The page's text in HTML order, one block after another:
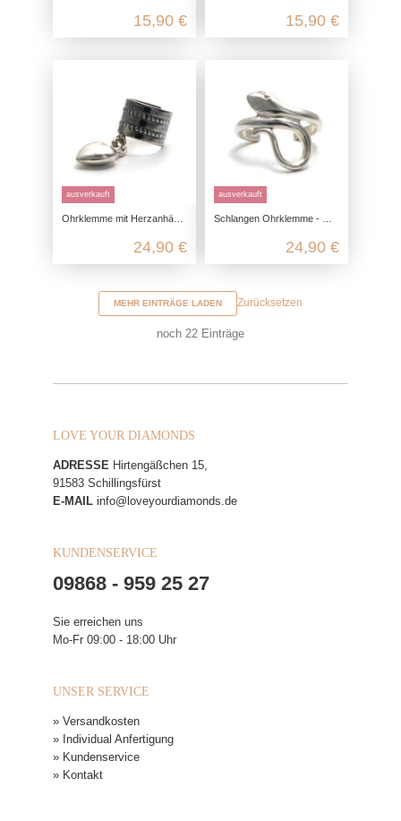
15,90 € 15,90 €
ausverkauft
Ohrklemme mit Herzanhänger aus echtem 925 Sterling Silber
24,90 €
ausverkauft
Schlangen Ohrklemme - Ohrclip aus 925 Sterling Silber
24,90 €
MEHR EINTRÄGE LADEN Zurücksetzen
noch 22 Einträge
LOVE YOUR DIAMONDS
ADRESSE Hirtengäßchen 15,
91583 Schillingsfürst
E-MAIL info@loveyourdiamonds.de
KUNDENSERVICE
09868 - 959 25 27
Sie erreichen uns
Mo-Fr 09:00 - 18:00 Uhr
UNSER SERVICE
» Versandkosten
» Individual Anfertigung
» Kundenservice
» Kontakt